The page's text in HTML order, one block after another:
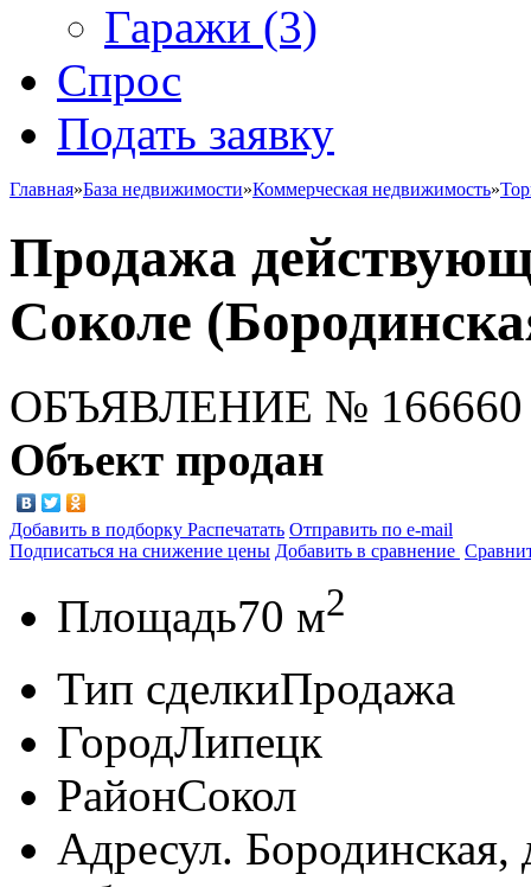
Гаражи (3)
Спрос
Подать заявку
Главная»База недвижимости»Коммерческая недвижимость»
Продажа
Соколе
ОБЪЯВЛЕНИЕ № 166660
Объект продан
Добавить в подборку Распечатать Отправить по e-mail
Подписаться на снижение цены Добавить в сравнение
Площадь70 м2
Тип сделкиПродажа
ГородЛипецк
РайонСокол
Адресул. Бородинская,